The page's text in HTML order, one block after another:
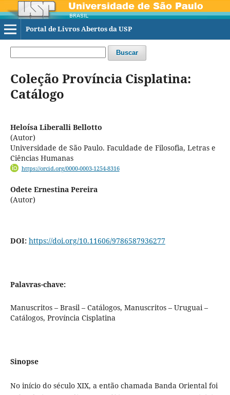
Portal de Livros Abertos da USP
Buscar
Coleção Província Cisplatina:
Catálogo
Heloísa Liberalli Bellotto
(Autor)
Universidade de São Paulo. Faculdade de Filosofia, Letras e
Ciências Humanas
https://orcid.org/0000-0003-1254-8316
Odete Ernestina Pereira
(Autor)
DOI: https://doi.org/10.11606/9786587936277
Palavras-chave:
Manuscritos – Brasil – Catálogos, Manuscritos – Uruguai –
Catálogos, Província Cisplatina
Sinopse
No início do século XIX, a então chamada Banda Oriental foi